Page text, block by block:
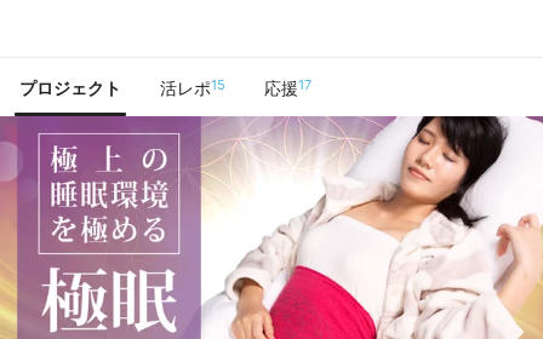
プロジェクト 活レポ15 応援17